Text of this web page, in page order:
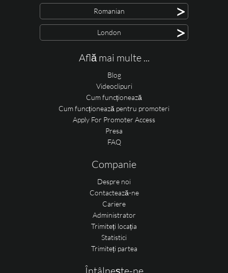
Romanian >
London >
Află mai multe ...
Blog
Videoclipuri
Cum funcționează
Cum funcționează pentru promoteri
Apply For Promoter Access
Presa
FAQ
Companie
Despre noi
Contactează-ne
Cariere
Administrator
Trimiteți locația
Statistici
Trimiteți partea